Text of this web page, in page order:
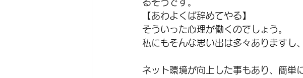
るそうです。
【あわよくば辞めてやる】
そういった心理が働くのでしょう。
私にもそんな思い出は多々ありますし
ネット環境が向上した事もあり、簡単